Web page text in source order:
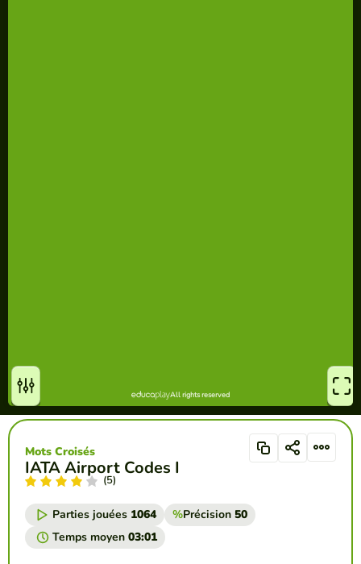
IATA Airport Codes I
Mots Croisés
(5)
Parties jouées 1064 %Précision 50
Temps moyen 03:01